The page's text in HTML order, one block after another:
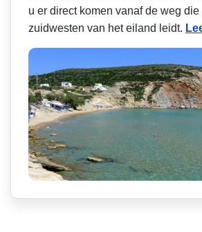
u er direct komen vanaf de weg die
zuidwesten van het eiland leidt.